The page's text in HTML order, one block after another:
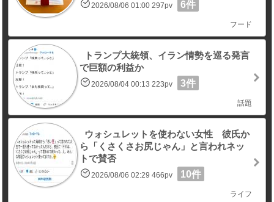
2026/08/06 01:00 297pv 6件
フード
トランプ大統領、イラン情勢を巡る発言
で巨額の利益か
2026/08/04 00:13 223pv 3件
話題
ウォシュレットを使わない女性 彼氏か
ら「くさくさお尻じゃん」と言われネッ
トで賛否
2026/08/06 02:29 466pv 10件
ライフ